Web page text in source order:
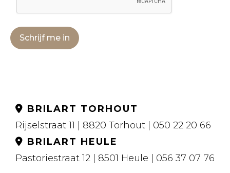
Schrijf me in
BRILART TORHOUT
Rijselstraat 11 | 8820 Torhout | 050 22 20 66
BRILART HEULE
Pastoriestraat 12 | 8501 Heule | 056 37 07 76